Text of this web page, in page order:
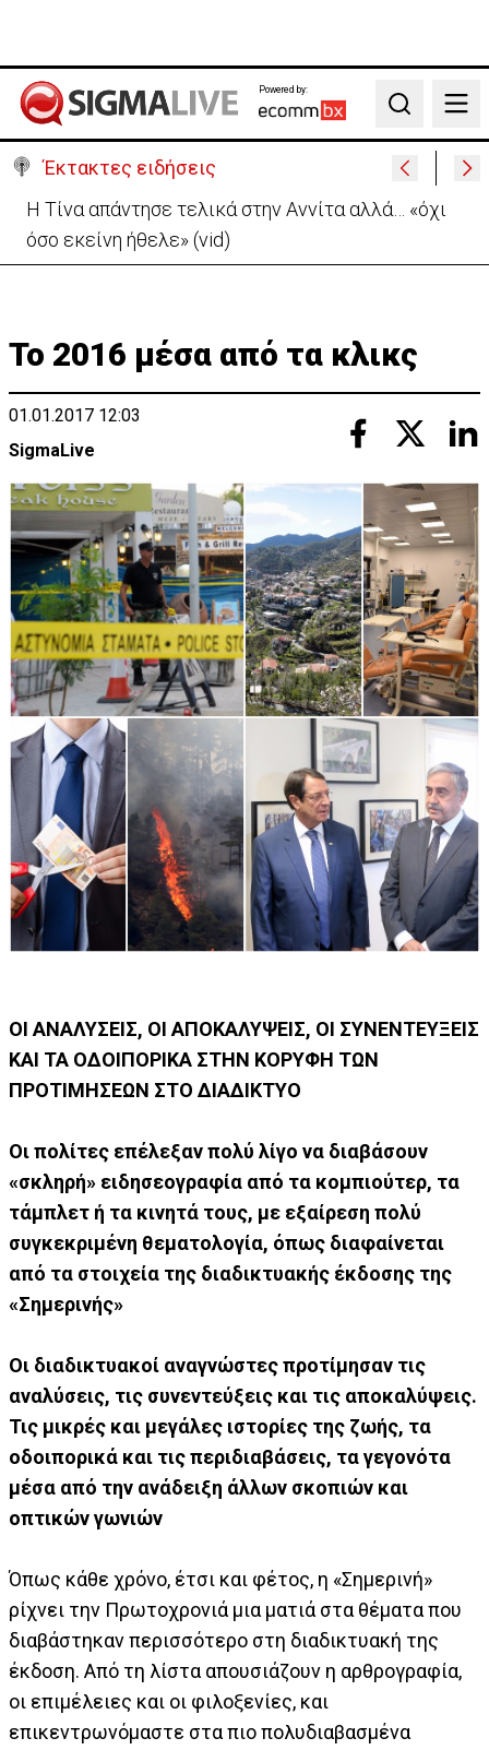
Powered by:
Search
Έκτακτες ειδήσεις
Στο «κίτρινο» η Κύπρος- Νέα προειδοποίηση για
εξαιρετικά υψηλές θερμοκρασίες
Το 2016 μέσα από τα κλικς
01.01.2017 12:03
SigmaLive
ΟΙ ΑΝΑΛΥΣΕΙΣ, ΟΙ ΑΠΟΚΑΛΥΨΕΙΣ, ΟΙ ΣΥΝΕΝΤΕΥΞΕΙΣ
ΚΑΙ ΤΑ ΟΔΟΙΠΟΡΙΚΑ ΣΤΗΝ ΚΟΡΥΦΗ ΤΩΝ
ΠΡΟΤΙΜΗΣΕΩΝ ΣΤΟ ΔΙΑΔΙΚΤΥΟ
Οι πολίτες επέλεξαν πολύ λίγο να διαβάσουν
«σκληρή» ειδησεογραφία από τα κομπιούτερ, τα
τάμπλετ ή τα κινητά τους, με εξαίρεση πολύ
συγκεκριμένη θεματολογία, όπως διαφαίνεται
από τα στοιχεία της διαδικτυακής έκδοσης της
«Σημερινής»
Οι διαδικτυακοί αναγνώστες προτίμησαν τις
αναλύσεις, τις συνεντεύξεις και τις αποκαλύψεις.
Τις μικρές και μεγάλες ιστορίες της ζωής, τα
οδοιπορικά και τις περιδιαβάσεις, τα γεγονότα
μέσα από την ανάδειξη άλλων σκοπιών και
οπτικών γωνιών
Όπως κάθε χρόνο, έτσι και φέτος, η «Σημερινή»
ρίχνει την Πρωτοχρονιά μια ματιά στα θέματα που
διαβάστηκαν περισσότερο στη διαδικτυακή της
έκδοση. Από τη λίστα απουσιάζουν η αρθρογραφία,
οι επιμέλειες και οι φιλοξενίες, και
επικεντρωνόμαστε στα πιο πολυδιαβασμένα